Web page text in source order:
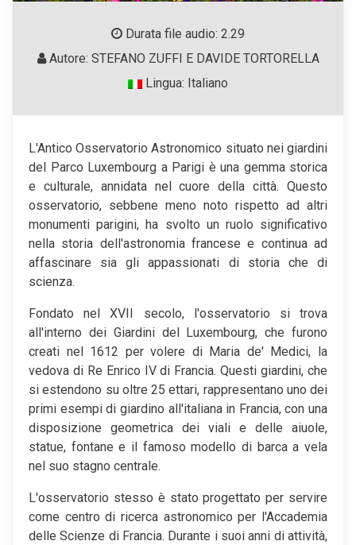
Durata file audio: 2.29
Autore: STEFANO ZUFFI E DAVIDE TORTORELLA
Lingua: Italiano
L'Antico Osservatorio Astronomico situato nei giardini
del Parco Luxembourg a Parigi è una gemma storica
e culturale, annidata nel cuore della città. Questo
osservatorio, sebbene meno noto rispetto ad altri
monumenti parigini, ha svolto un ruolo significativo
nella storia dell'astronomia francese e continua ad
affascinare sia gli appassionati di storia che di
scienza.
Fondato nel XVII secolo, l'osservatorio si trova
all'interno dei Giardini del Luxembourg, che furono
creati nel 1612 per volere di Maria de' Medici, la
vedova di Re Enrico IV di Francia. Questi giardini, che
si estendono su oltre 25 ettari, rappresentano uno dei
primi esempi di giardino all'italiana in Francia, con una
disposizione geometrica dei viali e delle aiuole,
statue, fontane e il famoso modello di barca a vela
nel suo stagno centrale.
L'osservatorio stesso è stato progettato per servire
come centro di ricerca astronomico per l'Accademia
delle Scienze di Francia. Durante i suoi anni di attività,